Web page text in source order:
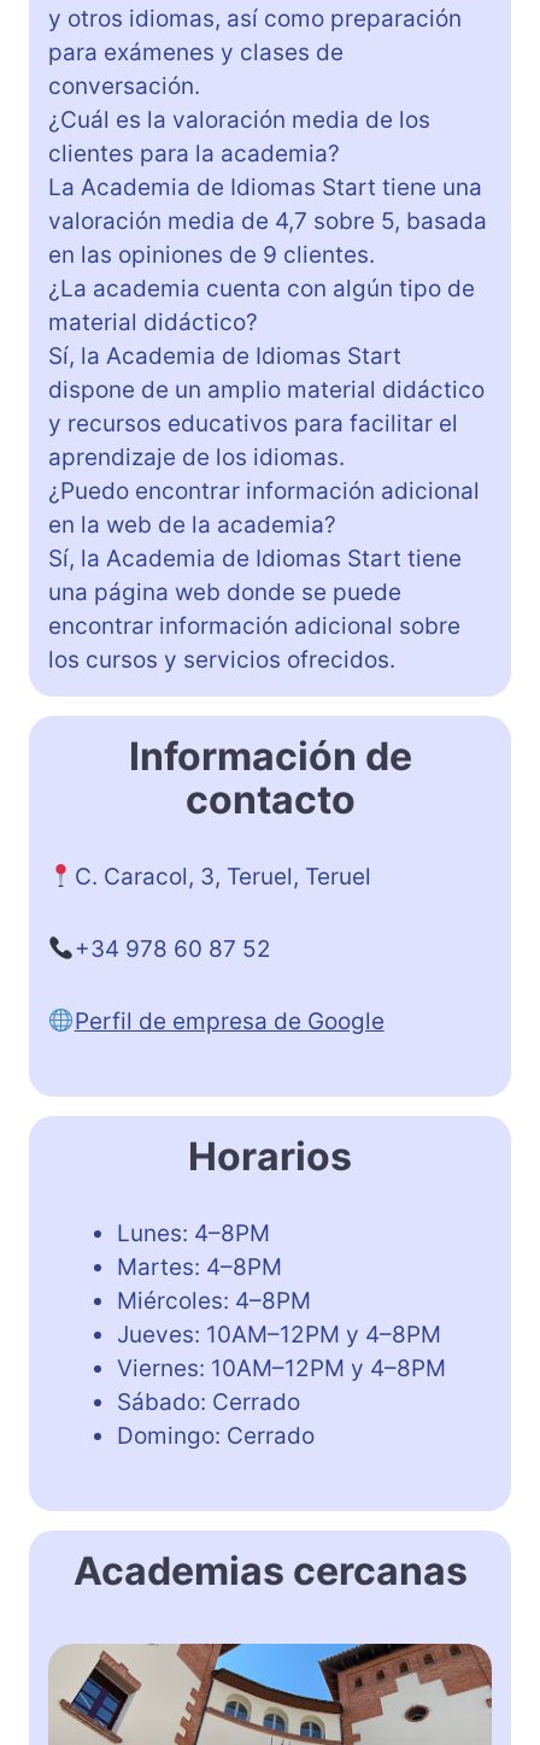
y otros idiomas, así como preparación
para exámenes y clases de
conversación.
¿Cuál es la valoración media de los
clientes para la academia?
La Academia de Idiomas Start tiene una
valoración media de 4,7 sobre 5, basada
en las opiniones de 9 clientes.
¿La academia cuenta con algún tipo de
material didáctico?
Sí, la Academia de Idiomas Start
dispone de un amplio material didáctico
y recursos educativos para facilitar el
aprendizaje de los idiomas.
¿Puedo encontrar información adicional
en la web de la academia?
Sí, la Academia de Idiomas Start tiene
una página web donde se puede
encontrar información adicional sobre
los cursos y servicios ofrecidos.
Información de
contacto
C. Caracol, 3, Teruel, Teruel
+34 978 60 87 52
Perfil de empresa de Google
Horarios
Lunes: 4–8PM
Martes: 4–8PM
Miércoles: 4–8PM
Jueves: 10AM–12PM y 4–8PM
Viernes: 10AM–12PM y 4–8PM
Sábado: Cerrado
Domingo: Cerrado
Academias cercanas
E